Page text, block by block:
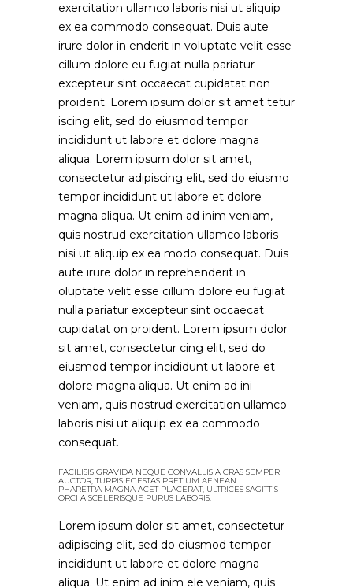
exercitation ullamco laboris nisi ut aliquip
ex ea commodo consequat. Duis aute
irure dolor in enderit in voluptate velit esse
cillum dolore eu fugiat nulla pariatur
excepteur sint occaecat cupidatat non
proident. Lorem ipsum dolor sit amet tetur
iscing elit, sed do eiusmod tempor
incididunt ut labore et dolore magna
aliqua. Lorem ipsum dolor sit amet,
consectetur adipiscing elit, sed do eiusmo
tempor incididunt ut labore et dolore
magna aliqua. Ut enim ad inim veniam,
quis nostrud exercitation ullamco laboris
nisi ut aliquip ex ea modo consequat. Duis
aute irure dolor in reprehenderit in
oluptate velit esse cillum dolore eu fugiat
nulla pariatur excepteur sint occaecat
cupidatat on proident. Lorem ipsum dolor
sit amet, consectetur cing elit, sed do
eiusmod tempor incididunt ut labore et
dolore magna aliqua. Ut enim ad ini
veniam, quis nostrud exercitation ullamco
laboris nisi ut aliquip ex ea commodo
consequat.
FACILISIS GRAVIDA NEQUE CONVALLIS A CRAS SEMPER
AUCTOR, TURPIS EGESTAS PRETIUM AENEAN
PHARETRA MAGNA ACET PLACERAT, ULTRICES SAGITTIS
ORCI A SCELERISQUE PURUS LABORIS.
Lorem ipsum dolor sit amet, consectetur
adipiscing elit, sed do eiusmod tempor
incididunt ut labore et dolore magna
aliqua. Ut enim ad inim ele veniam, quis